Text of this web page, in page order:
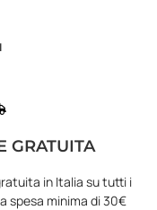
GRATUITA
in Italia su tutti i
spesa minima di 30€